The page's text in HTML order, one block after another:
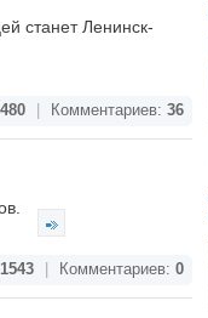
станет Ленинск-
Комментариев: 36
1543 Комментариев: 0